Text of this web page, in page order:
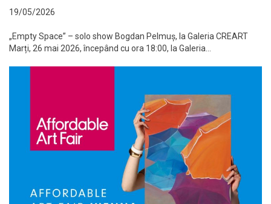
19/05/2026
„Empty Space” – solo show Bogdan Pelmuș, la Galeria CREART
Marți, 26 mai 2026, începând cu ora 18:00, la Galeria...